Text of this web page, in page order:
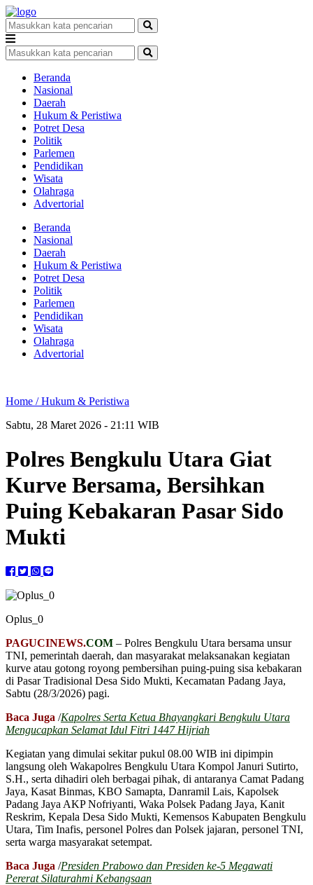
Beranda
Nasional
Daerah
Hukum & Peristiwa
Potret Desa
Politik
Parlemen
Pendidikan
Wisata
Olahraga
Advertorial
Beranda
Nasional
Daerah
Hukum & Peristiwa
Potret Desa
Politik
Parlemen
Pendidikan
Wisata
Olahraga
Advertorial
Home /Hukum & Peristiwa
Sabtu, 28 Maret 2026 - 21:11 WIB
Polres Bengkulu Utara Giat
Kurve Bersama, Bersihkan
Puing Kebakaran Pasar Sido
Mukti
Oplus_0
PAGUCINEWS.COM – Polres Bengkulu Utara bersama unsur
TNI, pemerintah daerah, dan masyarakat melaksanakan kegiatan
kurve atau gotong royong pembersihan puing-puing sisa kebakaran
di Pasar Tradisional Desa Sido Mukti, Kecamatan Padang Jaya,
Sabtu (28/3/2026) pagi.
Baca Juga /Kapolres Serta Ketua Bhayangkari Bengkulu Utara
Mengucapkan Selamat Idul Fitri 1447 Hijriah
Kegiatan yang dimulai sekitar pukul 08.00 WIB ini dipimpin
langsung oleh Wakapolres Bengkulu Utara Kompol Januri Sutirto,
S.H., serta dihadiri oleh berbagai pihak, di antaranya Camat Padang
Jaya, Kasat Binmas, KBO Samapta, Danramil Lais, Kapolsek
Padang Jaya AKP Nofriyanti, Waka Polsek Padang Jaya, Kanit
Reskrim, Kepala Desa Sido Mukti, Kemensos Kabupaten Bengkulu
Utara, Tim Inafis, personel Polres dan Polsek jajaran, personel TNI,
serta warga masyarakat setempat.
Baca Juga /Presiden Prabowo dan Presiden ke-5 Megawati
Pererat Silaturahmi Kebangsaan